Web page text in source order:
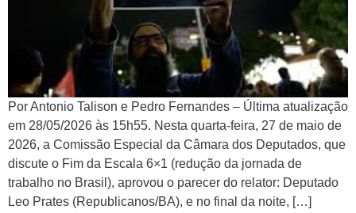
Por Antonio Talison e Pedro Fernandes – Última atualização
em 28/05/2026 às 15h55. Nesta quarta-feira, 27 de maio de
2026, a Comissão Especial da Câmara dos Deputados, que
discute o Fim da Escala 6×1 (redução da jornada de
trabalho no Brasil), aprovou o parecer do relator: Deputado
Leo Prates (Republicanos/BA), e no final da noite, […]